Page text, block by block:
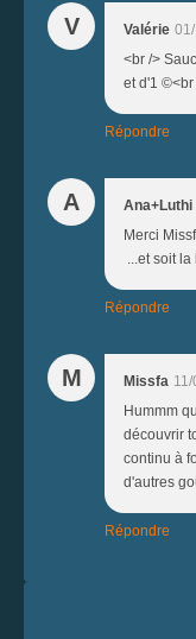
V Valérie
<br />
et d'1 ©<br
Répondre
A Ana+Luthi
Merci
...et soit
Répondre
M Missfa
Hummm
découvrir
continu à
d'autres
Répondre